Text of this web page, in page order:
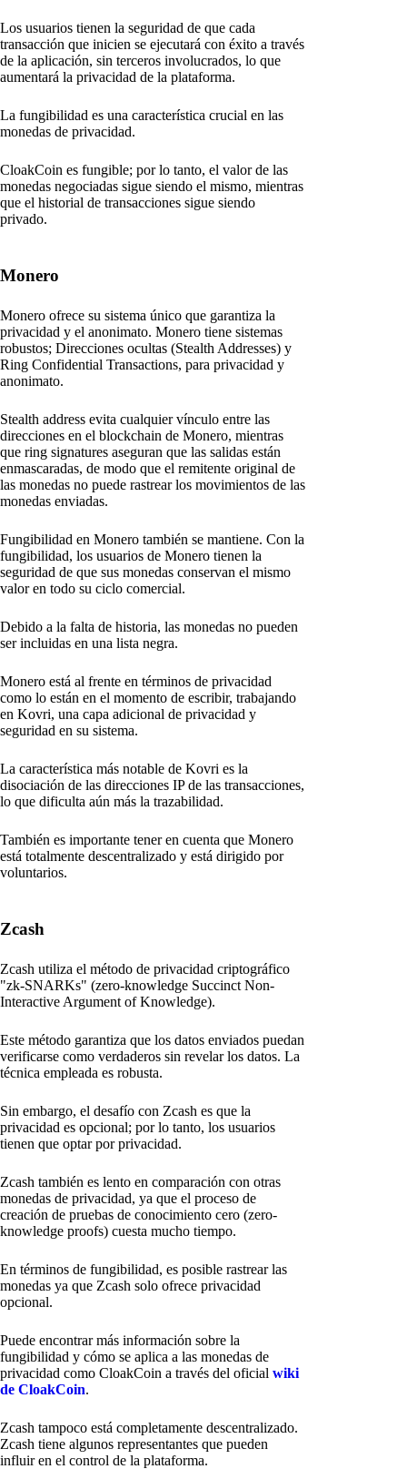
Los usuarios tienen la seguridad de que cada
transacción que inicien se ejecutará con éxito a través
de la aplicación, sin terceros involucrados, lo que
aumentará la privacidad de la plataforma.
La fungibilidad es una característica crucial en las
monedas de privacidad.
CloakCoin es fungible; por lo tanto, el valor de las
monedas negociadas sigue siendo el mismo, mientras
que el historial de transacciones sigue siendo
privado.
Monero
Monero ofrece su sistema único que garantiza la
privacidad y el anonimato. Monero tiene sistemas
robustos; Direcciones ocultas (Stealth Addresses) y
Ring Confidential Transactions, para privacidad y
anonimato.
Stealth address evita cualquier vínculo entre las
direcciones en el blockchain de Monero, mientras
que ring signatures aseguran que las salidas están
enmascaradas, de modo que el remitente original de
las monedas no puede rastrear los movimientos de las
monedas enviadas.
Fungibilidad en Monero también se mantiene. Con la
fungibilidad, los usuarios de Monero tienen la
seguridad de que sus monedas conservan el mismo
valor en todo su ciclo comercial.
Debido a la falta de historia, las monedas no pueden
ser incluidas en una lista negra.
Monero está al frente en términos de privacidad
como lo están en el momento de escribir, trabajando
en Kovri, una capa adicional de privacidad y
seguridad en su sistema.
La característica más notable de Kovri es la
disociación de las direcciones IP de las transacciones,
lo que dificulta aún más la trazabilidad.
También es importante tener en cuenta que Monero
está totalmente descentralizado y está dirigido por
voluntarios.
Zcash
Zcash utiliza el método de privacidad criptográfico
"zk-SNARKs" (zero-knowledge Succinct Non-
Interactive Argument of Knowledge).
Este método garantiza que los datos enviados puedan
verificarse como verdaderos sin revelar los datos. La
técnica empleada es robusta.
Sin embargo, el desafío con Zcash es que la
privacidad es opcional; por lo tanto, los usuarios
tienen que optar por privacidad.
Zcash también es lento en comparación con otras
monedas de privacidad, ya que el proceso de
creación de pruebas de conocimiento cero (zero-
knowledge proofs) cuesta mucho tiempo.
En términos de fungibilidad, es posible rastrear las
monedas ya que Zcash solo ofrece privacidad
opcional.
Puede encontrar más información sobre la
fungibilidad y cómo se aplica a las monedas de
privacidad como CloakCoin a través del oficial wiki
de CloakCoin.
Zcash tampoco está completamente descentralizado.
Zcash tiene algunos representantes que pueden
influir en el control de la plataforma.